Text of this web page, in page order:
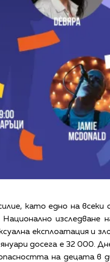
като едно на всеки
изследване
експлоатация и
досега е 32 000.
на децата в